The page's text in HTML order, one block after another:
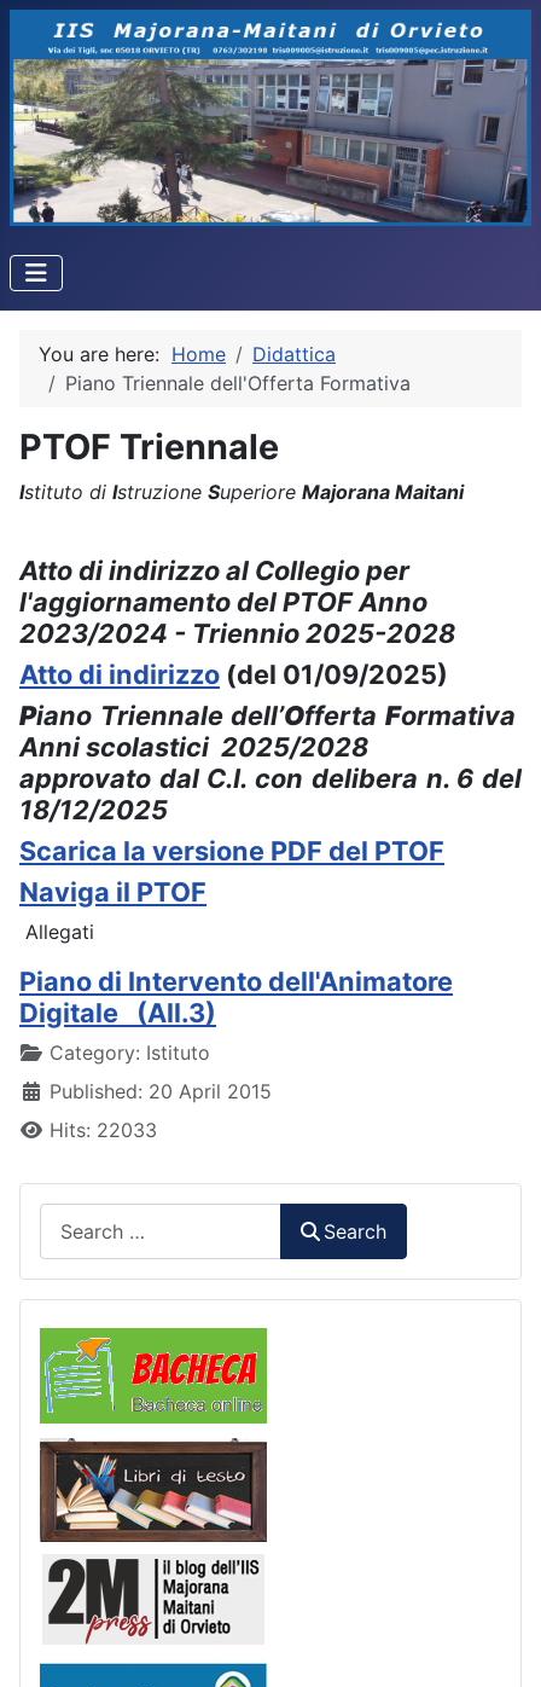
You are here: Home
Didattica
Piano Triennale dell'Offerta Formativa
PTOF Triennale
Istituto di Istruzione Superiore Majorana Maitani
Atto di indirizzo al Collegio per
l'aggiornamento del PTOF Anno
2023/2024 - Triennio 2025-2028
Atto di indirizzo (del 01/09/2025)
Piano Triennale dell’OffertaFormativa
Anni scolastici 2025/2028
approvato dal C.I. con delibera n. 6 del
18/12/2025
Scarica la versione PDF del PTOF
Naviga il PTOF
Allegati
Piano di Intervento dell'Animatore
Digitale (All.3)
DetailsCategory: Istituto
Published: 20 April 2015
Hits: 22033
Search
Libri di Testo
Scuola in chiaro